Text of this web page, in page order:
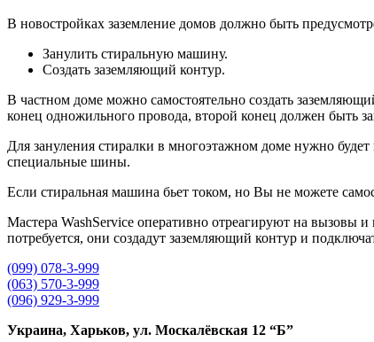
В новостройках заземление домов должно быть
Занулить стиральную машину.
Создать заземляющий контур.
В частном доме можно самостоятельно создать
конец одножильного провода, второй конец должен быть
Для зануления стиралки в многоэтажном доме нужно
специальные шины.
Если стиральная машина бьет током, но Вы не можете
Мастера WashService оперативно отреагируют на вызовы и
потребуется, они создадут заземляющий контур и
(099) 078-3-999
(063) 570-3-999
(096) 929-3-999
Украина, Харьков, ул. Москалёвская 12 “Б”